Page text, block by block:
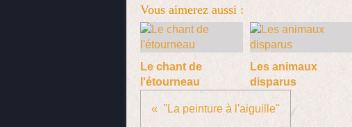
Vous aimerez aussi :
Le chant de
l'étourneau
Les animaux
disparus
''La peinture à l'aiguille''